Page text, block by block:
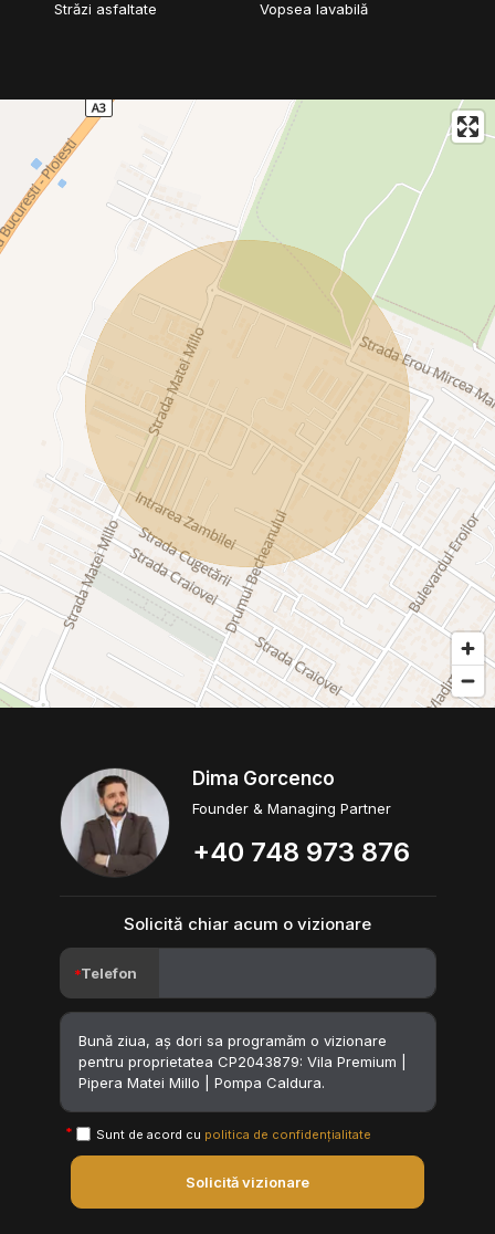
Străzi asfaltate Vopsea lavabilă
Dima Gorcenco
Founder & Managing Partner
+40 748 973 876
Solicită chiar acum o vizionare
Telefon
Sunt de acord cu politica de confidențialitate
Solicită vizionare